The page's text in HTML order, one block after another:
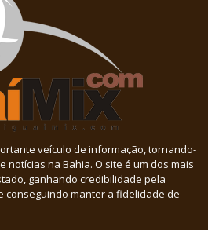
veículo de informação, tornando-
notícias na Bahia. O site é um dos mais
ganhando credibilidade pela
conseguindo manter a fidelidade de